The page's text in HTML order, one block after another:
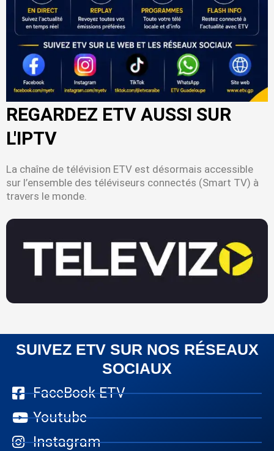
REGARDEZ ETV AUSSI SUR
L'IPTV
La chaîne de télévision ETV est désormais accessible
sur l’ensemble des téléviseurs connectés (Smart TV) à
travers le monde.
SUIVEZ ETV SUR NOS RÉSEAUX
SOCIAUX
FaceBook ETV
Youtube
Instagram